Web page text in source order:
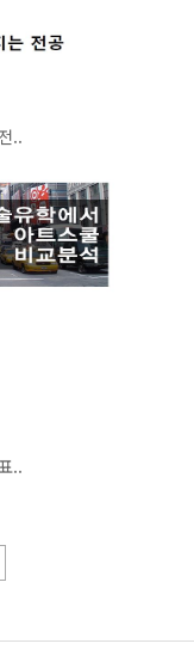
..
..